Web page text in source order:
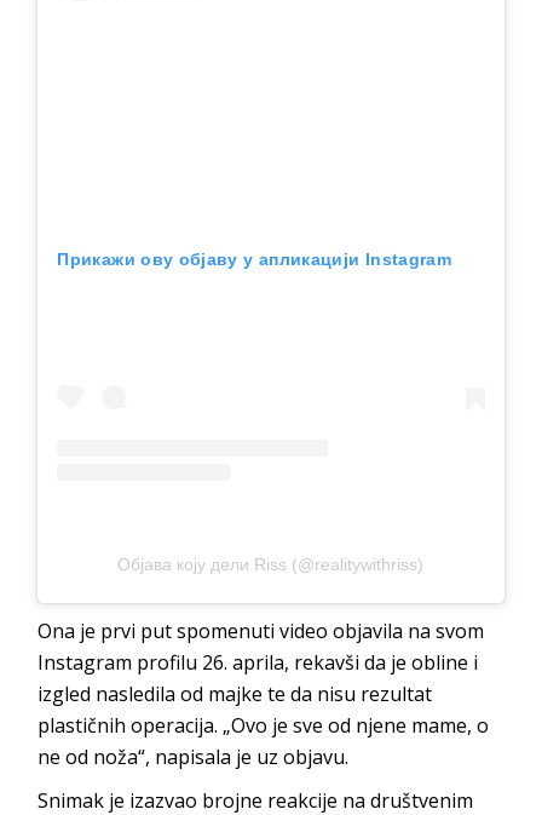
Прикажи ову објаву у апликацији Instagram
Објава коју дели Riss (@realitywithriss)
Ona je prvi put spomenuti video objavila na svom
Instagram profilu 26. aprila, rekavši da je obline i
izgled nasledila od majke te da nisu rezultat
plastičnih operacija. „Ovo je sve od njene mame, o
ne od noža“, napisala je uz objavu.
Snimak je izazvao brojne reakcije na društvenim